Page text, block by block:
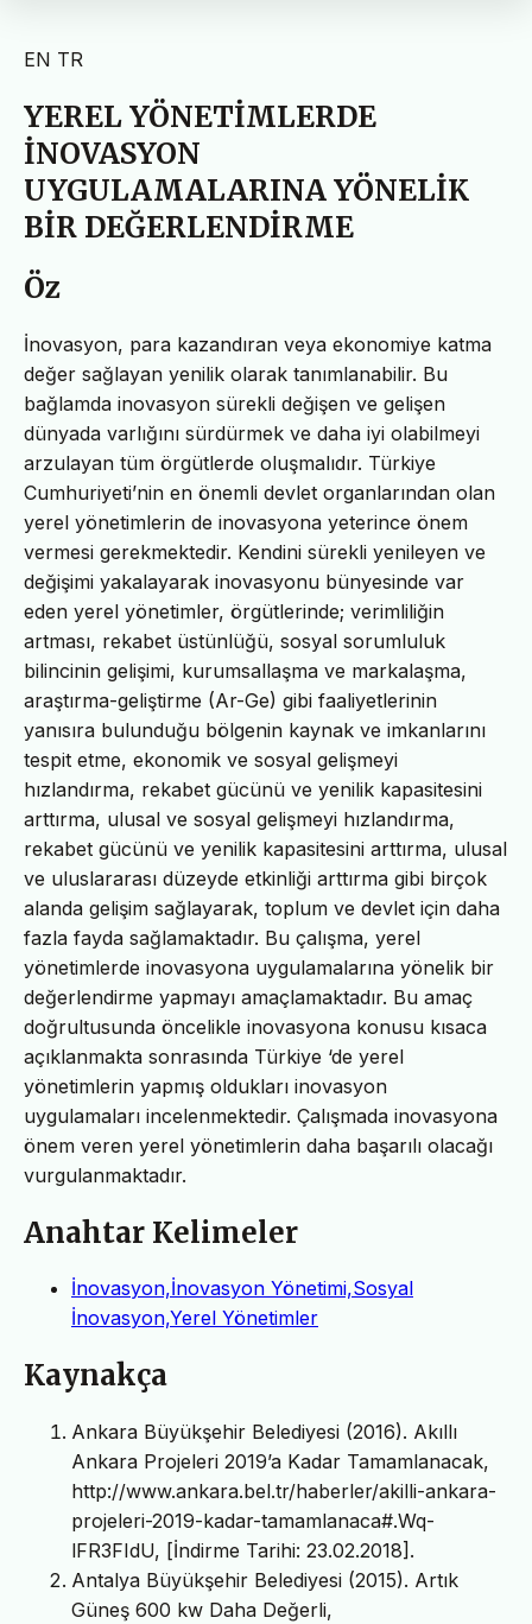
EN TR
YEREL YÖNETİMLERDE
İNOVASYON
UYGULAMALARINA YÖNELİK
BİR DEĞERLENDİRME
Öz
İnovasyon, para kazandıran veya ekonomiye katma
değer sağlayan yenilik olarak tanımlanabilir. Bu
bağlamda inovasyon sürekli değişen ve gelişen
dünyada varlığını sürdürmek ve daha iyi olabilmeyi
arzulayan tüm örgütlerde oluşmalıdır. Türkiye
Cumhuriyeti’nin en önemli devlet organlarından olan
yerel yönetimlerin de inovasyona yeterince önem
vermesi gerekmektedir. Kendini sürekli yenileyen ve
değişimi yakalayarak inovasyonu bünyesinde var
eden yerel yönetimler, örgütlerinde; verimliliğin
artması, rekabet üstünlüğü, sosyal sorumluluk
bilincinin gelişimi, kurumsallaşma ve markalaşma,
araştırma-geliştirme (Ar-Ge) gibi faaliyetlerinin
yanısıra bulunduğu bölgenin kaynak ve imkanlarını
tespit etme, ekonomik ve sosyal gelişmeyi
hızlandırma, rekabet gücünü ve yenilik kapasitesini
arttırma, ulusal ve sosyal gelişmeyi hızlandırma,
rekabet gücünü ve yenilik kapasitesini arttırma, ulusal
ve uluslararası düzeyde etkinliği arttırma gibi birçok
alanda gelişim sağlayarak, toplum ve devlet için daha
fazla fayda sağlamaktadır. Bu çalışma, yerel
yönetimlerde inovasyona uygulamalarına yönelik bir
değerlendirme yapmayı amaçlamaktadır. Bu amaç
doğrultusunda öncelikle inovasyona konusu kısaca
açıklanmakta sonrasında Türkiye ‘de yerel
yönetimlerin yapmış oldukları inovasyon
uygulamaları incelenmektedir. Çalışmada inovasyona
önem veren yerel yönetimlerin daha başarılı olacağı
vurgulanmaktadır.
Anahtar Kelimeler
İnovasyon,İnovasyon Yönetimi,Sosyal
İnovasyon,Yerel Yönetimler
Kaynakça
Ankara Büyükşehir Belediyesi (2016). Akıllı
Ankara Projeleri 2019’a Kadar Tamamlanacak,
http://www.ankara.bel.tr/haberler/akilli-ankara-
projeleri-2019-kadar-tamamlanaca#.Wq-
lFR3FIdU, [İndirme Tarihi: 23.02.2018].
Antalya Büyükşehir Belediyesi (2015). Artık
Güneş 600 kw Daha Değerli,